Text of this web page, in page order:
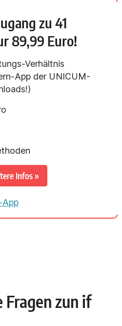
zu 41
89,99 Euro!
Verhältnis
App der UNICUM-
Infos »
Fragen zun if